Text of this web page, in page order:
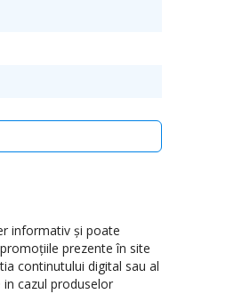
informativ şi poate
prezente în site
continutului digital sau al
cazul produselor